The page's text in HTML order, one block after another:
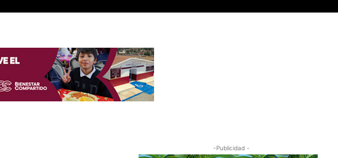
-Publicidad -